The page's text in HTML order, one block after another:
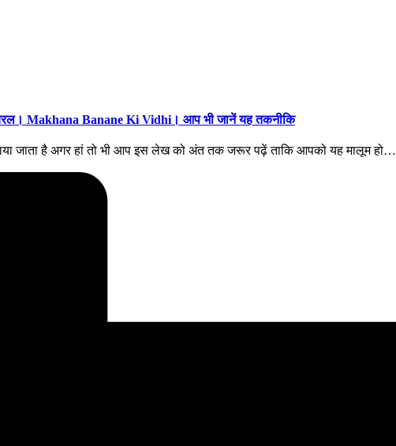
Makhana Banane Ki Vidhi। आप भी जानें यह तकनीकि
जाता है अगर हां तो भी आप इस लेख को अंत तक जरूर पढ़ें ताकि आपको यह मालूम हो…